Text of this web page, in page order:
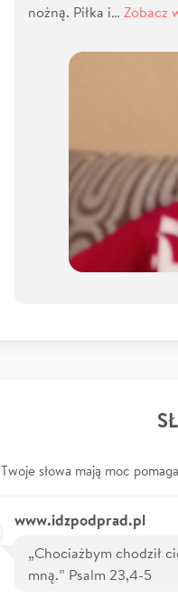
nożną. Piłka i… Zobacz
Twoje słowa mają moc
www.idzpodprad.pl
„Chociażbym chodził
mną.” Psalm 23,4-5